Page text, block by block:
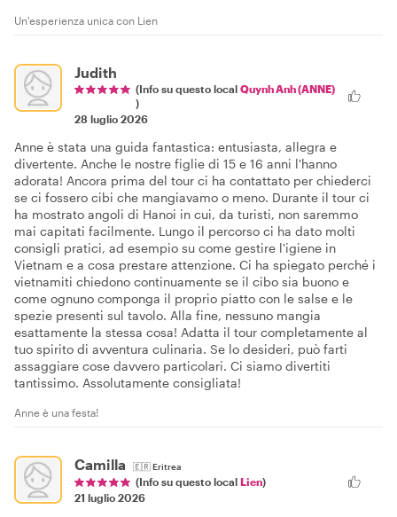
Un'esperienza unica con Lien
Judith
(Info su questo local Quynh Anh (ANNE)
)
28 luglio 2026
Anne è stata una guida fantastica: entusiasta, allegra e
divertente. Anche le nostre figlie di 15 e 16 anni l'hanno
adorata! Ancora prima del tour ci ha contattato per chiederci
se ci fossero cibi che mangiavamo o meno. Durante il tour ci
ha mostrato angoli di Hanoi in cui, da turisti, non saremmo
mai capitati facilmente. Lungo il percorso ci ha dato molti
consigli pratici, ad esempio su come gestire l'igiene in
Vietnam e a cosa prestare attenzione. Ci ha spiegato perché i
vietnamiti chiedono continuamente se il cibo sia buono e
come ognuno componga il proprio piatto con le salse e le
spezie presenti sul tavolo. Alla fine, nessuno mangia
esattamente la stessa cosa! Adatta il tour completamente al
tuo spirito di avventura culinaria. Se lo desideri, può farti
assaggiare cose davvero particolari. Ci siamo divertiti
tantissimo. Assolutamente consigliata!
Anne è una festa!
Camilla 🇪🇷Eritrea
(Info su questo local Lien)
21 luglio 2026